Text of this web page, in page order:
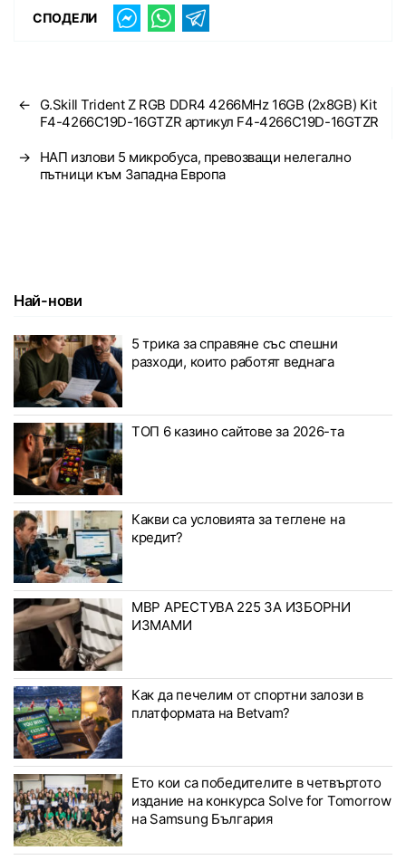
СПОДЕЛИ
←
G.Skill Trident Z RGB DDR4 4266MHz 16GB (2x8GB) Kit
F4-4266C19D-16GTZR артикул F4-4266C19D-16GTZR
→
НАП излови 5 микробуса, превозващи нелегално
пътници към Западна Европа
Най-нови
5 трика за справяне със спешни
разходи, които работят веднага
ТОП 6 казино сайтове за 2026-та
Какви са условията за теглене на
кредит?
МВР АРЕСТУВА 225 ЗА ИЗБОРНИ
ИЗМАМИ
Как да печелим от спортни залози в
платформата на Betvam?
Ето кои са победителите в четвъртото
издание на конкурса Solve for Tomorrow
на Samsung България